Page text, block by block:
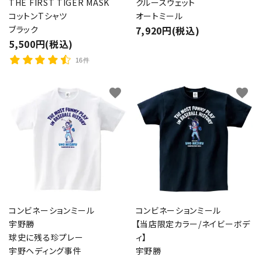
THE FIRST TIGER MASK
コットンTシャツ
ブラック
5,500円(税込)
16件
クルースウェット
オートミール
7,920円(税込)
コンビネーションミール
宇野勝
球史に残る珍プレー
宇野ヘディング事件
favorite
コンビネーションミール
【当店限定カラー/ネイビーボデ
ィ】
宇野勝
favorite